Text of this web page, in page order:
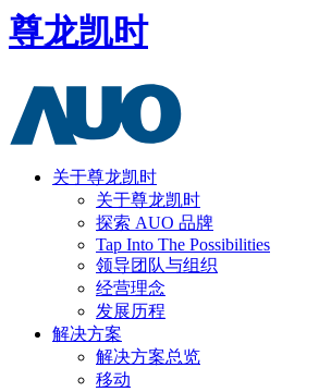
尊龙凯时
关于尊龙凯时
关于尊龙凯时
探索 AUO 品牌
Tap Into The Possibilities
领导团队与组织
经营理念
发展历程
解决方案
解决方案总览
移动